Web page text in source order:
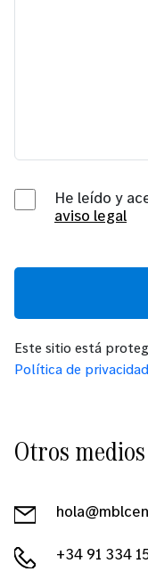
He leído y
aviso legal
Este sitio está
Política de privacidad
Otros
+34 91 334